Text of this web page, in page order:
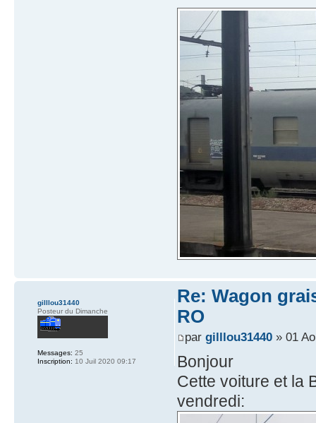
Re: Wagon
RO
par gilllou31440» 01
Bonjour
Cette voiture et la
vendredi:
gilllou31440
Posteur du Dimanche
Messages: 25
Inscription: 10 Juil 2020 09:17